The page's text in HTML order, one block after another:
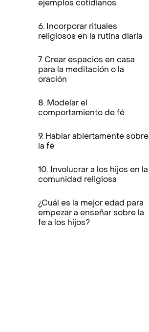
ejemplos cotidianos
6. Incorporar rituales
religiosos en la rutina diaria
7. Crear espacios en casa
para la meditación o la
oración
8. Modelar el
comportamiento de fé
9. Hablar abiertamente sobre
la fé
10. Involucrar a los hijos en la
comunidad religiosa
¿Cuál es la mejor edad para
empezar a enseñar sobre la
fe a los hijos?